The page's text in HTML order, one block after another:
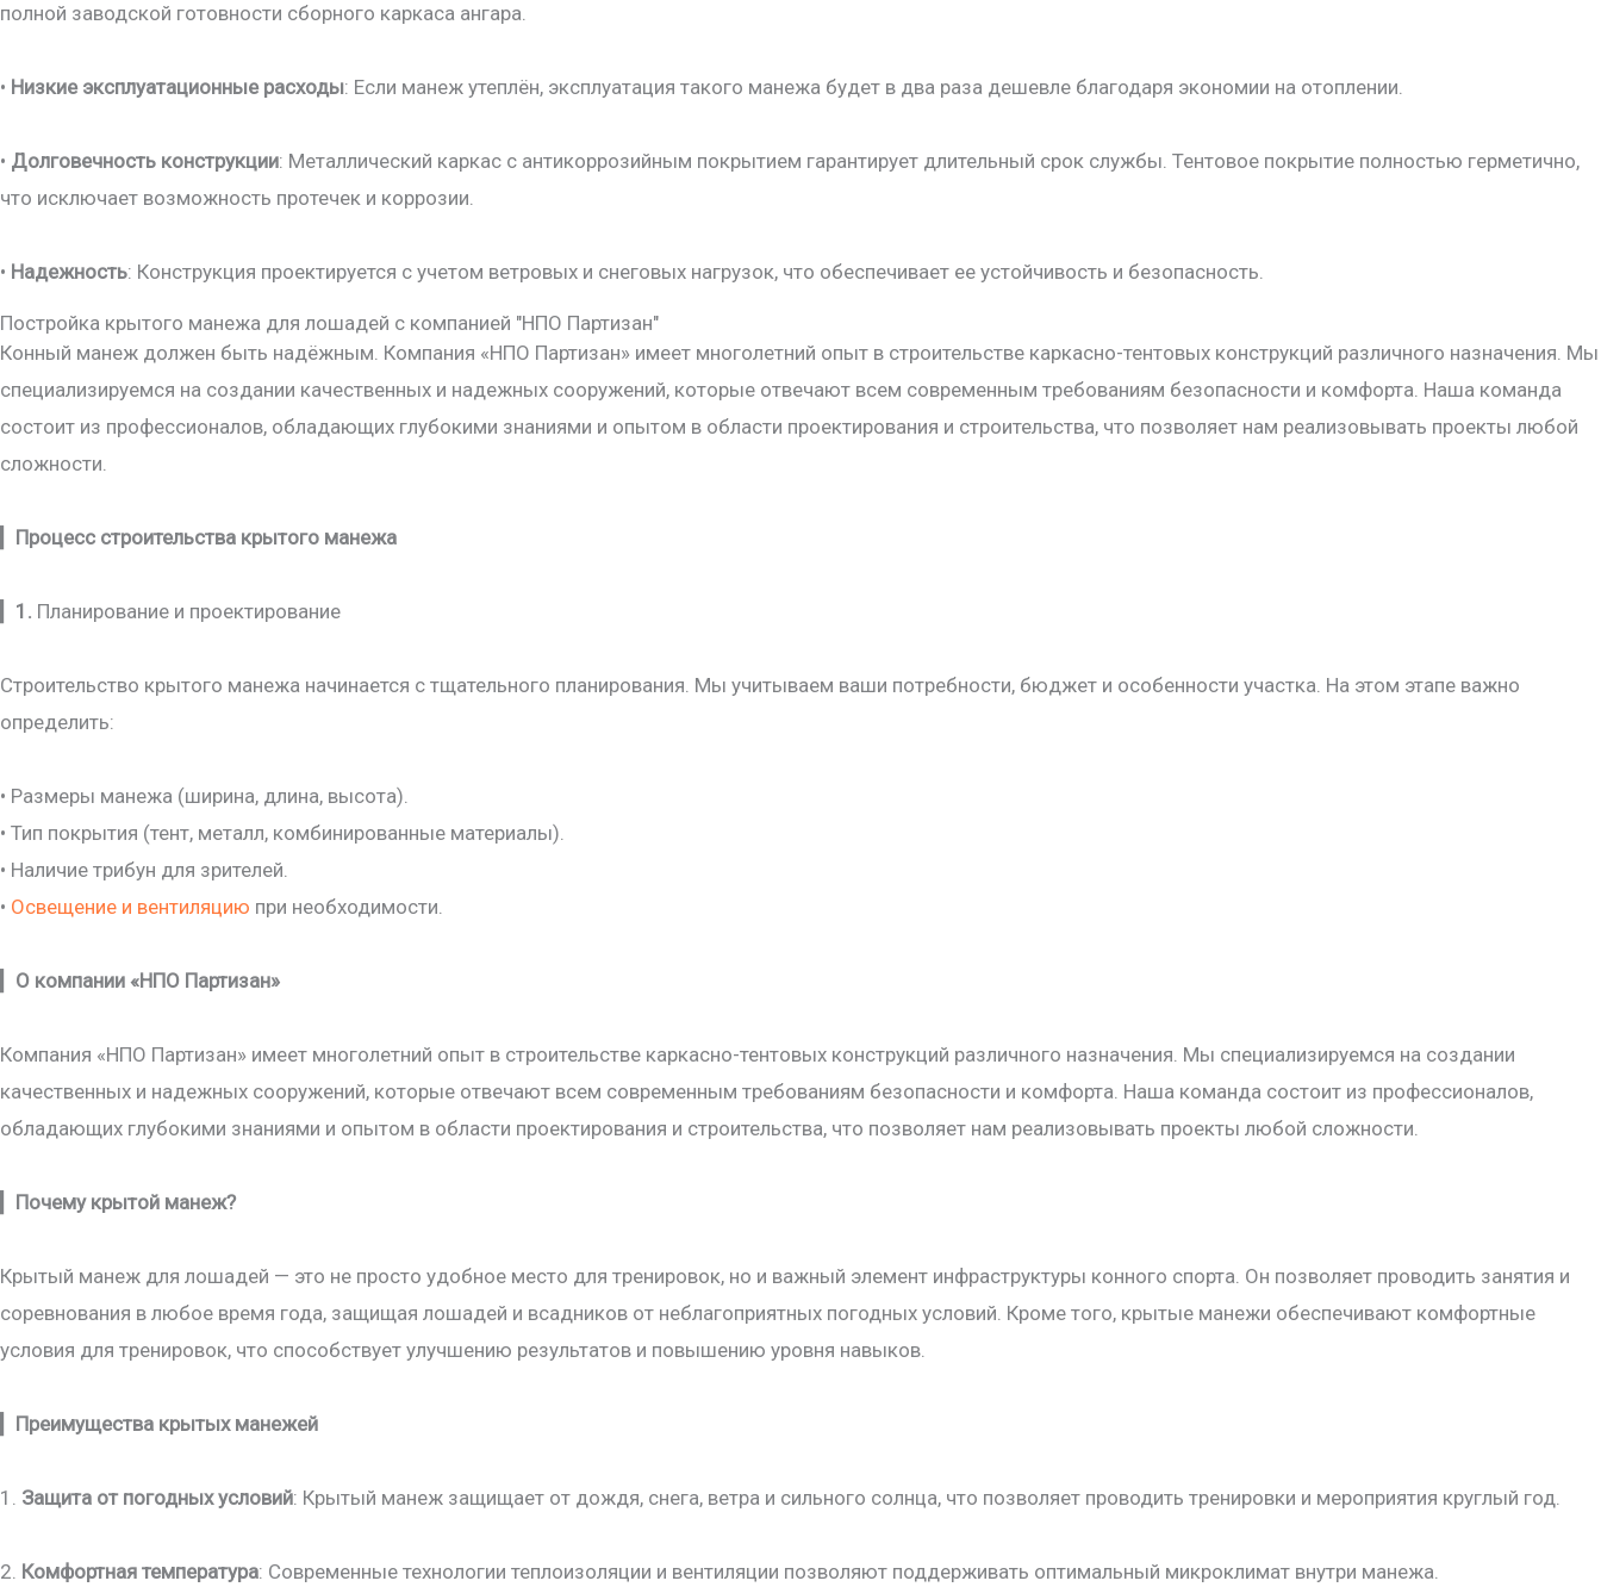
полной заводской готовности сборного каркаса ангара.
• Низкие эксплуатационные расходы: Если манеж утеплён, эксплуатация такого манежа будет в два раза дешевле благодаря экономии на отоплении.
• Долговечность конструкции: Металлический каркас с антикоррозийным покрытием гарантирует длительный срок службы. Тентовое покрытие полностью герметично,
что исключает возможность протечек и коррозии.
• Надежность: Конструкция проектируется с учетом ветровых и снеговых нагрузок, что обеспечивает ее устойчивость и безопасность.
Постройка крытого манежа для лошадей с компанией "НПО Партизан"
Конный манеж должен быть надёжным. Компания «НПО Партизан» имеет многолетний опыт в строительстве каркасно-тентовых конструкций различного назначения. Мы
специализируемся на создании качественных и надежных сооружений, которые отвечают всем современным требованиям безопасности и комфорта. Наша команда
состоит из профессионалов, обладающих глубокими знаниями и опытом в области проектирования и строительства, что позволяет нам реализовывать проекты любой
сложности.
Процесс строительства крытого манежа
1. Планирование и проектирование
Строительство крытого манежа начинается с тщательного планирования. Мы учитываем ваши потребности, бюджет и особенности участка. На этом этапе важно
определить:
• Размеры манежа (ширина, длина, высота).
• Тип покрытия (тент, металл, комбинированные материалы).
• Наличие трибун для зрителей.
• Освещение и вентиляцию при необходимости.
О компании «НПО Партизан»
Компания «НПО Партизан» имеет многолетний опыт в строительстве каркасно-тентовых конструкций различного назначения. Мы специализируемся на создании
качественных и надежных сооружений, которые отвечают всем современным требованиям безопасности и комфорта. Наша команда состоит из профессионалов,
обладающих глубокими знаниями и опытом в области проектирования и строительства, что позволяет нам реализовывать проекты любой сложности.
Почему крытой манеж?
Крытый манеж для лошадей — это не просто удобное место для тренировок, но и важный элемент инфраструктуры конного спорта. Он позволяет проводить занятия и
соревнования в любое время года, защищая лошадей и всадников от неблагоприятных погодных условий. Кроме того, крытые манежи обеспечивают комфортные
условия для тренировок, что способствует улучшению результатов и повышению уровня навыков.
Преимущества крытых манежей
1. Защита от погодных условий: Крытый манеж защищает от дождя, снега, ветра и сильного солнца, что позволяет проводить тренировки и мероприятия круглый год.
2. Комфортная температура: Современные технологии теплоизоляции и вентиляции позволяют поддерживать оптимальный микроклимат внутри манежа.